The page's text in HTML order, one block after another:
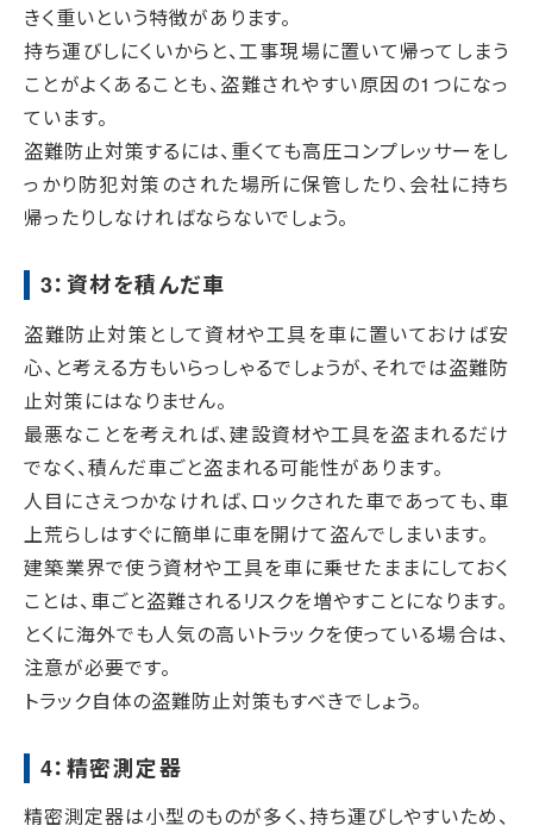
きく重いという特徴があります。
持ち運びしにくいからと、工事現場に置いて帰ってしまう
ことがよくあることも、盗難されやすい原因の1つになっ
ています。
盗難防止対策するには、重くても高圧コンプレッサーをし
っかり防犯対策のされた場所に保管したり、会社に持ち
帰ったりしなければならないでしょう。
3：資材を積んだ車
盗難防止対策として資材や工具を車に置いておけば安
心、と考える方もいらっしゃるでしょうが、それでは盗難防
止対策にはなりません。
最悪なことを考えれば、建設資材や工具を盗まれるだけ
でなく、積んだ車ごと盗まれる可能性があります。
人目にさえつかなければ、ロックされた車であっても、車
上荒らしはすぐに簡単に車を開けて盗んでしまいます。
建築業界で使う資材や工具を車に乗せたままにしておく
ことは、車ごと盗難されるリスクを増やすことになります。
とくに海外でも人気の高いトラックを使っている場合は、
注意が必要です。
トラック自体の盗難防止対策もすべきでしょう。
4：精密測定器
精密測定器は小型のものが多く、持ち運びしやすいため、